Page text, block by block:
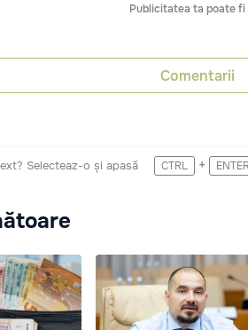
Publicitatea ta poate fi
Comentarii
Selecteaz-o și apasă CTRL +